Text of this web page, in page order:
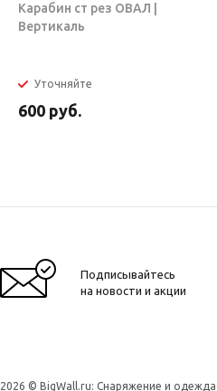
Карабин ст рез ОВАЛ |
Вертикаль
Уточняйте
600 руб.
Подписывайтесь
на новости и акции
2026 © BigWall.ru: Снаряжение и